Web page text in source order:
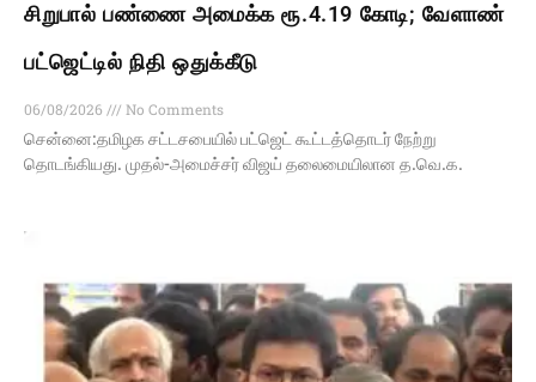
சிறுபால் பண்ணை அமைக்க ரூ.4.19 கோடி; வேளாண்
பட்ஜெட்டில் நிதி ஒதுக்கீடு
06/08/2026
No Comments
சென்னை:தமிழக சட்டசபையில் பட்ஜெட் கூட்டத்தொடர் நேற்று
தொடங்கியது. முதல்-அமைச்சர் விஜய் தலைமையிலான த.வெ.க.